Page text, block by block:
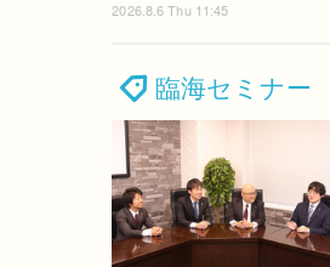
2026.8.6 Thu 11:45
臨海セミナー